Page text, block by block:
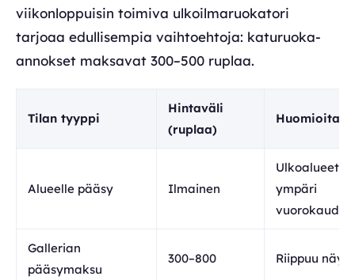
viikonloppuisin toimiva ulkoilmaruokatori
tarjoaa edullisempia vaihtoehtoja: katuruoka-
annokset maksavat 300–500 ruplaa.
Tilan tyyppi
Hintaväli
(ruplaa)
Alueelle pääsy Ilmainen
Ulkoalueet
ympäri
vuorokauden
Gallerian
pääsymaksu
300–800 Riippuu